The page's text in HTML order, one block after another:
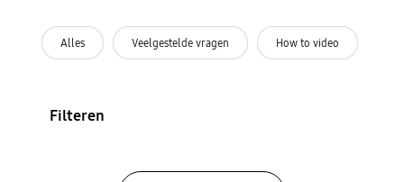
Alles Veelgestelde vragen How to video
Filteren